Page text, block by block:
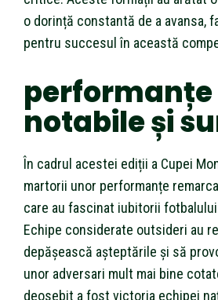
o dorință constantă de a avansa,
pentru succesul în această
performanțe
notabile și
În cadrul acestei ediții a Cupei
martorii unor performanțe
care au fascinat iubitorii
Echipe considerate outsideri au
depășească așteptările și să
unor adversari mult mai bine
deosebit a fost victoria echipei